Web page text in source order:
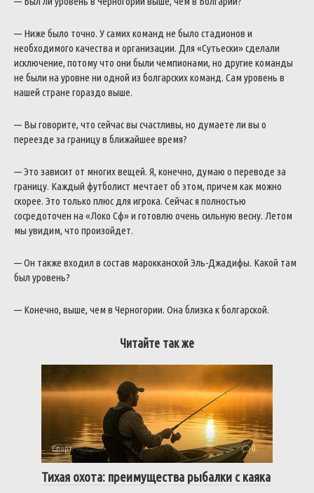
— Ниже было точно. У самих команд не было стадионов и
необходимого качества и организации. Для «Сутьески» сделали
исключение, потому что они были чемпионами, но другие команды
не были на уровне ни одной из болгарских команд. Сам уровень в
нашей стране гораздо выше.
— Вы говорите, что сейчас вы счастливы, но думаете ли вы о
переезде за границу в ближайшее время?
— Это зависит от многих вещей. Я, конечно, думаю о переводе за
границу. Каждый футболист мечтает об этом, причем как можно
скорее. Это только плюс для игрока. Сейчас я полностью
сосредоточен на «Локо Сф» и готовлю очень сильную весну. Летом
мы увидим, что произойдет.
— Он также входил в состав марокканской Эль-Джадифы. Какой там
был уровень?
— Конечно, выше, чем в Черногории. Она близка к болгарской.
Читайте так же
Спорт 0
Тихая охота: преимущества рыбалки с каяка